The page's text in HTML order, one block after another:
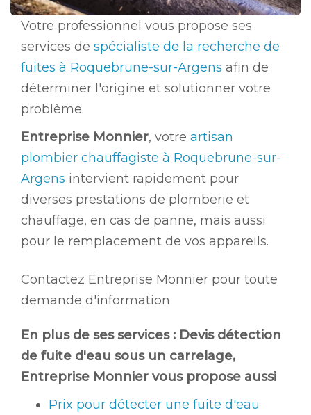
Votre professionnel vous propose ses
services de spécialiste de la recherche de
fuites à Roquebrune-sur-Argens afin de
déterminer l'origine et solutionner votre
problème.
Entreprise Monnier, votre artisan
plombier chauffagiste à Roquebrune-sur-
Argens intervient rapidement pour
diverses prestations de plomberie et
chauffage, en cas de panne, mais aussi
pour le remplacement de vos appareils.
Contactez Entreprise Monnier pour toute
demande d'information
En plus de ses services : Devis détection
de fuite d'eau sous un carrelage,
Entreprise Monnier vous propose aussi
Prix pour détecter une fuite d'eau